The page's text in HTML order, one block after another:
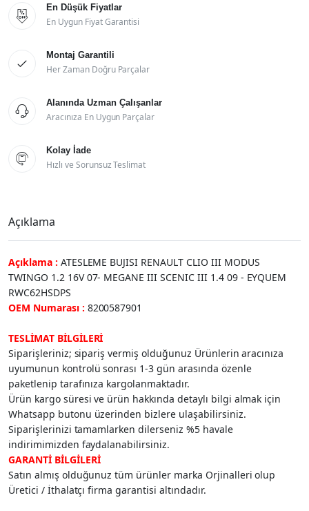

En Düşük Fiyatlar
En Uygun Fiyat Garantisi

Montaj Garantili
Her Zaman Doğru Parçalar

Alanında Uzman Çalışanlar
Aracınıza En Uygun Parçalar

Kolay İade
Hızlı ve Sorunsuz Teslimat
Açıklama
Açıklama : ATESLEME BUJISI RENAULT CLIO III MODUS
TWINGO 1.2 16V 07- MEGANE III SCENIC III 1.4 09 - EYQUEM
RWC62HSDPS
OEM Numarası : 8200587901
TESLİMAT BİLGİLERİ
Siparişleriniz; sipariş vermiş olduğunuz Ürünlerin aracınıza
uyumunun kontrolü sonrası 1-3 gün arasında özenle
paketlenip tarafınıza kargolanmaktadır.
Ürün kargo süresi ve ürün hakkında detaylı bilgi almak için
Whatsapp butonu üzerinden bizlere ulaşabilirsiniz.
Siparişlerinizi tamamlarken dilerseniz %5 havale
indirimimizden faydalanabilirsiniz.
GARANTİ BİLGİLERİ
Satın almış olduğunuz tüm ürünler marka Orjinalleri olup
Üretici / İthalatçı firma garantisi altındadır.